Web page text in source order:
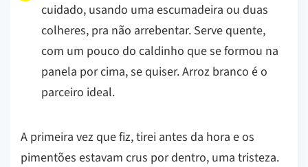
cuidado, usando uma escumadeira ou duas
colheres, pra não arrebentar. Serve quente,
com um pouco do caldinho que se formou na
panela por cima, se quiser. Arroz branco é o
parceiro ideal.
A primeira vez que fiz, tirei antes da hora e os
pimentões estavam crus por dentro, uma tristeza.